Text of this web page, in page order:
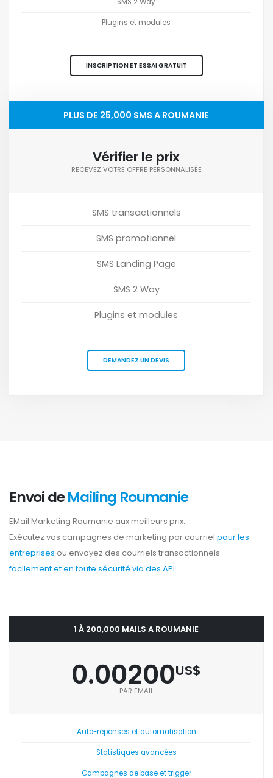
Plugins et modules
INSCRIPTION ET ESSAI GRATUIT
PLUS DE 25,000 SMS A ROUMANIE
Vérifier le prix
RECEVEZ VOTRE OFFRE PERSONNALISÉE
SMS transactionnels
SMS promotionnel
SMS Landing Page
SMS 2 Way
Plugins et modules
DEMANDEZ UN DEVIS
Envoi deMailing Roumanie
EMail Marketing Roumanie aux meilleurs prix.
Exécutez vos campagnes de marketing par courriel pour les
entreprises ou envoyez des courriels transactionnels
facilement et en toute sécurité via des API
1 À 200,000 MAILS A ROUMANIE
0.00200US$
PAR EMAIL
Auto-réponses et automatisation
Statistiques avancées
Campagnes de base et trigger